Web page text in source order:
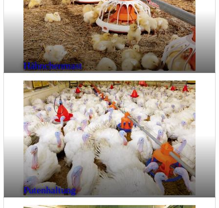
Hähnchenmast
Putenhaltung